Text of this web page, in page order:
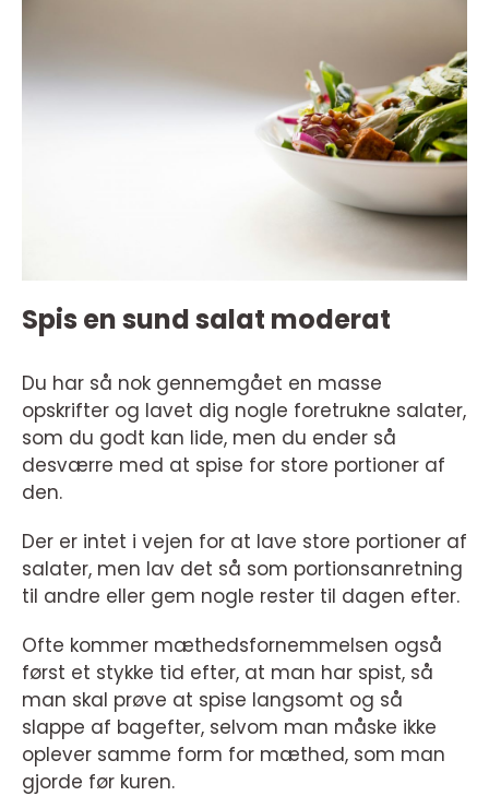
Spis en sund salat moderat
Du har så nok gennemgået en masse
opskrifter og lavet dig nogle foretrukne salater,
som du godt kan lide, men du ender så
desværre med at spise for store portioner af
den.
Der er intet i vejen for at lave store portioner af
salater, men lav det så som portionsanretning
til andre eller gem nogle rester til dagen efter.
Ofte kommer mæthedsfornemmelsen også
først et stykke tid efter, at man har spist, så
man skal prøve at spise langsomt og så
slappe af bagefter, selvom man måske ikke
oplever samme form for mæthed, som man
gjorde før kuren.